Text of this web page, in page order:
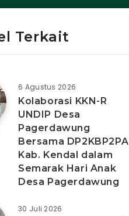
Terkait
6 Agustus 2026
Kolaborasi KKN-R
UNDIP Desa
Pagerdawung
Bersama DP2KBP2PA
Kab. Kendal dalam
Semarak Hari Anak
Desa Pagerdawung
30 Juli 2026